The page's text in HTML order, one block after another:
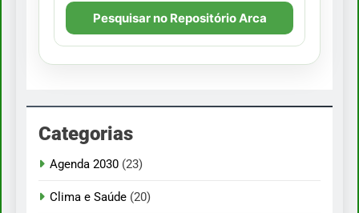
Pesquisar no Repositório Arca
Categorias
Agenda 2030 (23)
Clima e Saúde (20)